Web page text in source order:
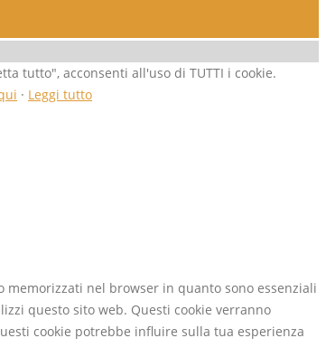
tutto", acconsenti all'uso di TUTTI i cookie.
· Leggi tutto
memorizzati nel browser in quanto sono essenziali
questo sito web. Questi cookie verranno
cookie potrebbe influire sulla tua esperienza